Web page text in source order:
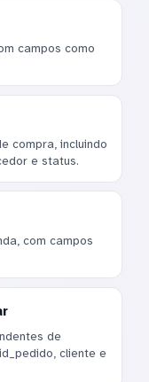
campos como
compra, incluindo
e status.
com campos
de
cliente e